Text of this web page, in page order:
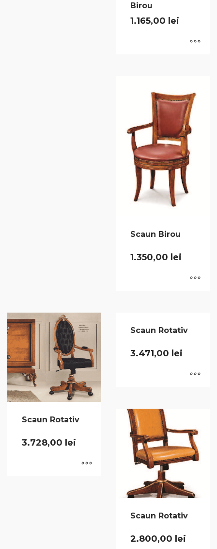
Birou
1.165,00 lei
Scaun Birou
1.350,00 lei
Scaun Rotativ
3.728,00 lei
Scaun Rotativ
3.471,00 lei
Scaun Rotativ
2.800,00 lei